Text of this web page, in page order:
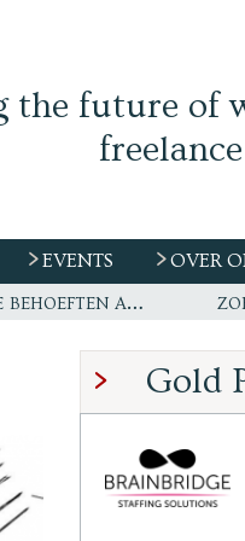
the future of
EVENTS OVER
Ework nu wereldwijde partner van WirelessCar’s talentstrategie en toekomstige behoeften aan personeel
Gold